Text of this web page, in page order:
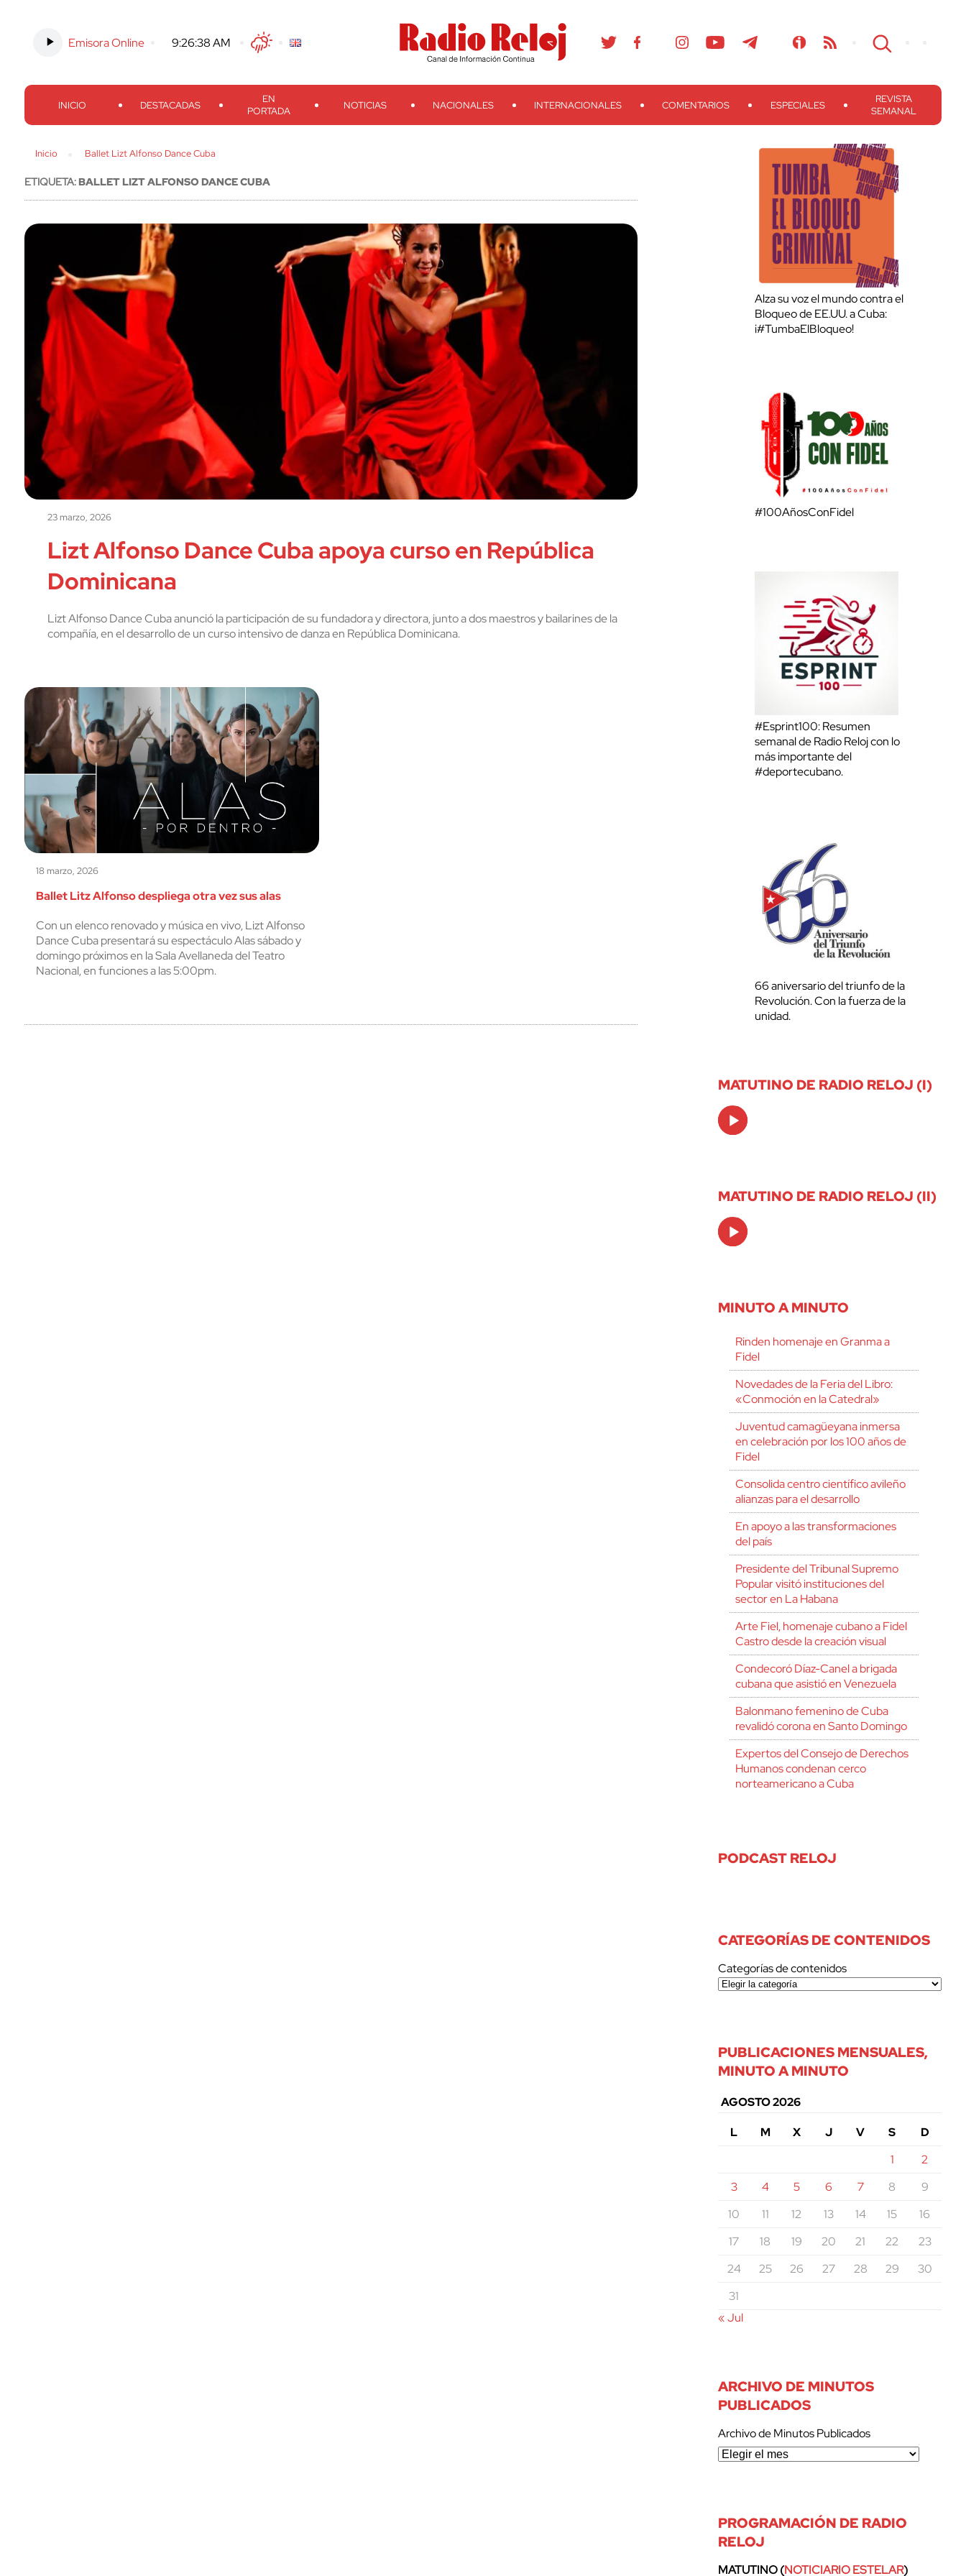
Emisora Online 9:26:38 AM TwitterFacebook
Threads
Instagram TelegramTeveo Ivoox RSS Search
INICIO DESTACADAS
EN
PORTADA
NOTICIAS NACIONALES INTERNACIONALES COMENTARIOS ESPECIALES
REVISTA
SEMANAL
Inicio Ballet Lizt Alfonso Dance Cuba
ETIQUETA:BALLET LIZT ALFONSO DANCE CUBA
23 marzo, 2026
Lizt Alfonso Dance Cuba apoya curso en República
Dominicana
Lizt Alfonso Dance Cuba anunció la participación de su fundadora y directora, junto a dos maestros y bailarines de la
compañía, en el desarrollo de un curso intensivo de danza en República Dominicana.
18 marzo, 2026
Ballet Litz Alfonso despliega otra vez sus alas
Con un elenco renovado y música en vivo, Lizt Alfonso
Dance Cuba presentará su espectáculo Alas sábado y
domingo próximos en la Sala Avellaneda del Teatro
Nacional, en funciones a las 5:00pm.
Alza su voz el mundo contra el
Bloqueo de EE.UU. a Cuba:
¡#TumbaElBloqueo!
#100AñosConFidel
#Esprint100: Resumen
semanal de Radio Reloj con lo
más importante del
#deportecubano.
66 aniversario del triunfo de la
Revolución. Con la fuerza de la
unidad.
MATUTINO DE RADIO RELOJ (I)
Audio
Player
MATUTINO DE RADIO RELOJ (II)
Audio
Player
MINUTO A MINUTO
Rinden homenaje en Granma a
Fidel
Novedades de la Feria del Libro:
«Conmoción en la Catedral»
Juventud camagüeyana inmersa
en celebración por los 100 años de
Fidel
Consolida centro científico avileño
alianzas para el desarrollo
En apoyo a las transformaciones
del país
Presidente del Tribunal Supremo
Popular visitó instituciones del
sector en La Habana
Arte Fiel, homenaje cubano a Fidel
Castro desde la creación visual
Condecoró Díaz-Canel a brigada
cubana que asistió en Venezuela
Balonmano femenino de Cuba
revalidó corona en Santo Domingo
Expertos del Consejo de Derechos
Humanos condenan cerco
norteamericano a Cuba
PODCAST RELOJ
CATEGORÍAS DE CONTENIDOS
Categorías de contenidos
PUBLICACIONES MENSUALES,
MINUTO A MINUTO
AGOSTO 2026
L
M X J V S
D
1
2
3
4 5 6 7 8
9
10
11 12 13 14 15
16
17
18 19 20 21 22
23
24
25 26 27 28 29
30
31
« Jul
ARCHIVO DE MINUTOS
PUBLICADOS
Archivo de Minutos Publicados
PROGRAMACIÓN DE RADIO
RELOJ
MATUTINO (NOTICIARIO ESTELAR)